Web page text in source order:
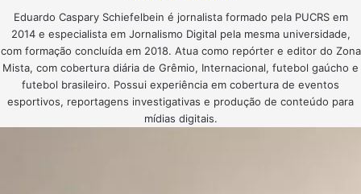
Eduardo Caspary Schiefelbein é jornalista formado pela PUCRS em
2014 e especialista em Jornalismo Digital pela mesma universidade,
com formação concluída em 2018. Atua como repórter e editor do Zona
Mista, com cobertura diária de Grêmio, Internacional, futebol gaúcho e
futebol brasileiro. Possui experiência em cobertura de eventos
esportivos, reportagens investigativas e produção de conteúdo para
mídias digitais.